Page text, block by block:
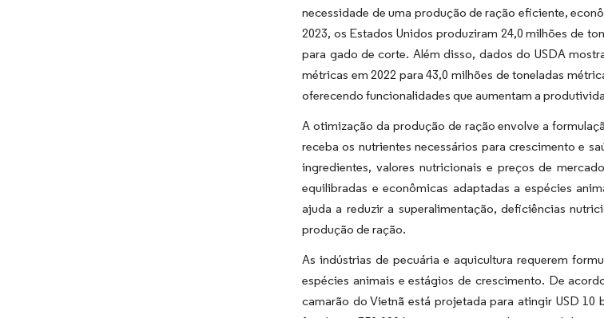
necessidade de uma produção de ração eficiente,
2023, os Estados Unidos produziram 24,0 milhões de
para gado de corte. Além disso, dados do USDA
métricas em 2022 para 43,0 milhões de toneladas
oferecendo funcionalidades que aumentam a
A otimização da produção de ração envolve a
receba os nutrientes necessários para crescimento e
ingredientes, valores nutricionais e preços de
equilibradas e econômicas adaptadas a espécies
ajuda a reduzir a superalimentação, deficiências
produção de ração.
As indústrias de pecuária e aquicultura requerem
espécies animais e estágios de crescimento. De
camarão do Vietnã está projetada para atingir USD 10